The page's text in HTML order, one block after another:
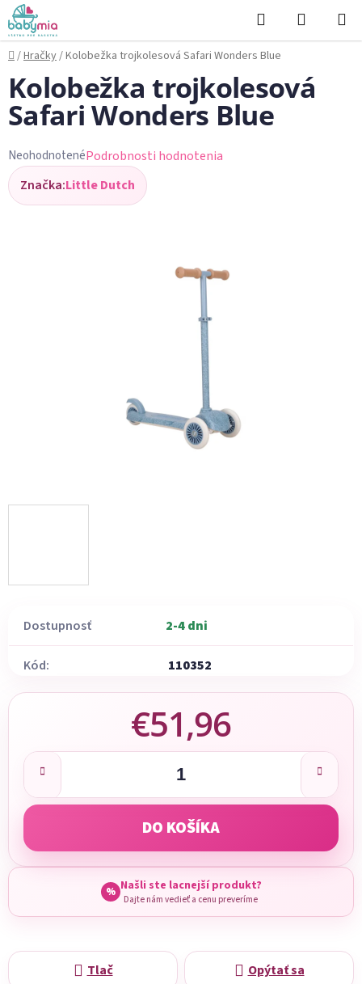
Prejsť
na
obsah
Hľadať
KOŠÍK
Domov
/Hračky/Kolobežka trojkolesová Safari Wonders Blue
Dostupnosť 2-4 dni
Kód: 110352
€51,96
Jednotková cena:
DO KOŠÍKA
% Našli ste lacnejší produkt?
Dajte nám vedieť a cenu preveríme
Tlač Opýtať sa
Kolobežka trojkolesová
Safari Wonders Blue
Priemerné
hodnotenie
produktu
NeohodnotenéPodrobnosti hodnotenia
Značka:Little Dutch